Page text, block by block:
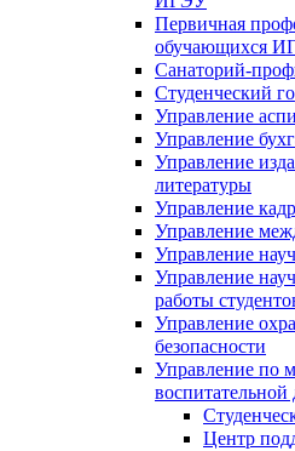
Первичная
обучающихся
Санаторий-
Студенческий
Управление
Управление
Управление
литературы
Упpавление
Управление
Управление
Управление
работы
Управление
безопасности
Управление по
воспитательной
Центр